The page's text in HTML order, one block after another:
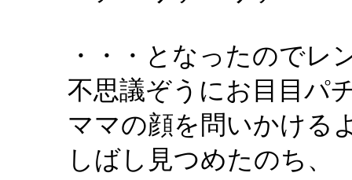
・・・となったのでレ
不思議ぞうにお目目パ
ママの顔を問いかける
しばし見つめたのち、